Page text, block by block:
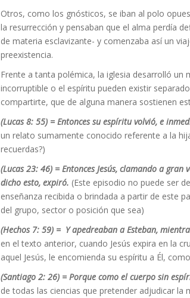
Otros, como los gnósticos, se iban al polo
la resurrección y pensaban que el alma perdía
de materia esclavizante- y comenzaba así un
preexistencia.
Frente a tanta polémica, la iglesia desarrolló
incorruptible o el espíritu pueden existir
compartirte, que de alguna manera sostienen
(Lucas 8: 55) = Entonces su espíritu volvió, e
un relato sumamente conocido referente a la
recuerdas?)
(Lucas 23: 46) = Entonces Jesús, clamando a
dicho esto, expiró. (Este episodio no puede ser
enseñanza recibida o brindada a partir de este
del grupo, sector o posición que sea)
(Hechos 7: 59) = Y apedreaban a Esteban,
en el texto anterior, cuando Jesús expira en la
aquel Jesús, le encomienda su espíritu a Él,
(Santiago 2: 26) = Porque como el cuerpo sin
de todas las ciencias que pretender adjudicar